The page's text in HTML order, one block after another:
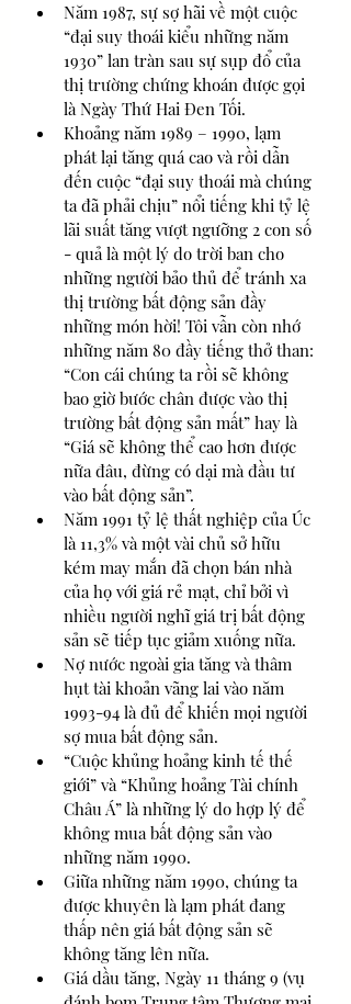
Năm 1987, sự sợ hãi về một cuộc
“đại suy thoái kiểu những năm
1930” lan tràn sau sự sụp đổ của
thị trường chứng khoán được gọi
là Ngày Thứ Hai Đen Tối.
Khoảng năm 1989 – 1990, lạm
phát lại tăng quá cao và rồi dẫn
đến cuộc “đại suy thoái mà chúng
ta đã phải chịu” nổi tiếng khi tỷ lệ
lãi suất tăng vượt ngưỡng 2 con số
- quả là một lý do trời ban cho
những người bảo thủ để tránh xa
thị trường bất động sản đầy
những món hời! Tôi vẫn còn nhớ
những năm 80 đầy tiếng thở than:
“Con cái chúng ta rồi sẽ không
bao giờ bước chân được vào thị
trường bất động sản mất” hay là
“Giá sẽ không thể cao hơn được
nữa đâu, đừng có dại mà đầu tư
vào bất động sản”.
Năm 1991 tỷ lệ thất nghiệp của Úc
là 11,3% và một vài chủ sở hữu
kém may mắn đã chọn bán nhà
của họ với giá rẻ mạt, chỉ bởi vì
nhiều người nghĩ giá trị bất động
sản sẽ tiếp tục giảm xuống nữa.
Nợ nước ngoài gia tăng và thâm
hụt tài khoản vãng lai vào năm
1993-94 là đủ để khiến mọi người
sợ mua bất động sản.
“Cuộc khủng hoảng kinh tế thế
giới” và “Khủng hoảng Tài chính
Châu Á” là những lý do hợp lý để
không mua bất động sản vào
những năm 1990.
Giữa những năm 1990, chúng ta
được khuyên là lạm phát đang
thấp nên giá bất động sản sẽ
không tăng lên nữa.
Giá dầu tăng, Ngày 11 tháng 9 (vụ